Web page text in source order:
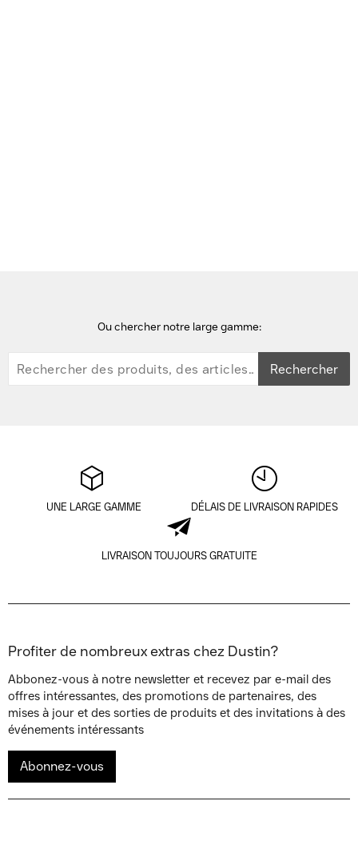
Ou chercher notre large gamme:
Rechercher
UNE LARGE GAMME DÉLAIS DE LIVRAISON RAPIDES
LIVRAISON TOUJOURS GRATUITE
Profiter de nombreux extras chez Dustin?
Abbonez-vous à notre newsletter et recevez par e-mail des
offres intéressantes, des promotions de partenaires, des
mises à jour et des sorties de produits et des invitations à des
événements intéressants
Abonnez-vous